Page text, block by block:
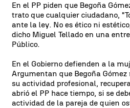
En el PP piden que Begoña
trato que cualquier ciudadano,
ante la ley. No es ético ni
dicho Miguel Tellado en una
Público.
En el Gobierno defienden a la
Argumentan que Begoña
su actividad profesional,
abrió el PP hace tiempo, si se
actividad de la pareja de quien